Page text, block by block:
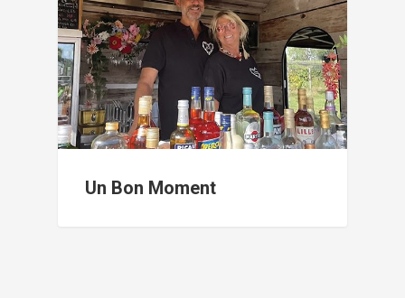
Un Bon Moment